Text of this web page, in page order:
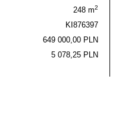
248 m2
KI876397
649 000,00 PLN
5 078,25 PLN